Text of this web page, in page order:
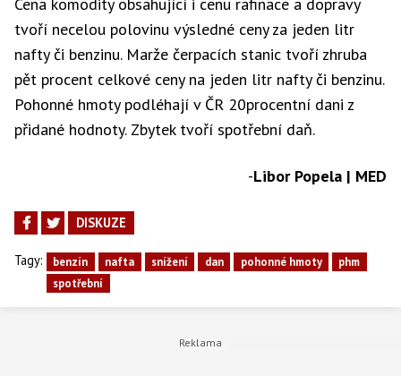
tvoří necelou polovinu výsledné ceny za jeden litr
nafty či benzinu. Marže čerpacích stanic tvoří zhruba
pět procent celkové ceny na jeden litr nafty či benzinu.
Pohonné hmoty podléhají v ČR 20procentní dani z
přidané hodnoty. Zbytek tvoří spotřební daň.
-Libor Popela | MED
DISKUZE
Tagy: benzín nafta snížení dan pohonné hmoty
phm
spotřební